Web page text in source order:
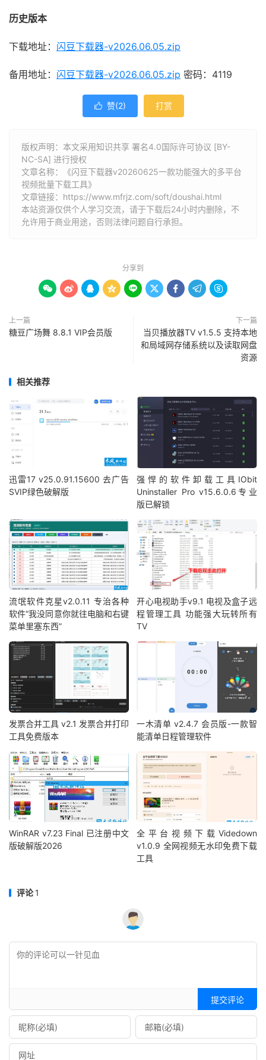
历史版本
下载地址： 闪豆下载器-v2026.06.05.zip
备用地址： 闪豆下载器-v2026.06.05.zip 密码：4119
 赞(2) 打赏
版权声明：本文采用知识共享 署名4.0国际许可协议 [BY-
NC-SA] 进行授权
文章名称：《闪豆下载器v20260625一款功能强大的多平台
视频批量下载工具》
文章链接： https://www.mfrjz.com/soft/doushai.html
本站资源仅供个人学习交流，请于下载后24小时内删除，不
允许用于商业用途，否则法律问题自行承担。
分享到
        
上一篇
糖豆广场舞 8.8.1 VIP会员版
下一篇
当贝播放器TV v1.5.5 支持本地
和局域网存储系统以及读取网盘
资源
相关推荐
迅雷17 v25.0.91.15600 去广告
SVIP绿色破解版
强悍的软件卸载工具IObit
Uninstaller Pro v15.6.0.6专业
版已解锁
流氓软件克星v2.0.11 专治各种
软件“我没同意你就往电脑和右键
菜单里塞东西”
开心电视助手v9.1 电视及盒子远
程管理工具 功能强大玩转所有
TV
发票合并工具 v2.1 发票合并打印
工具免费版本
一木清单 v2.4.7 会员版-一款智
能清单日程管理软件
WinRAR v7.23 Final 已注册中文
版破解版2026
全平台视频下载Videdown
v1.0.9 全网视频无水印免费下载
工具
评论1
提交评论